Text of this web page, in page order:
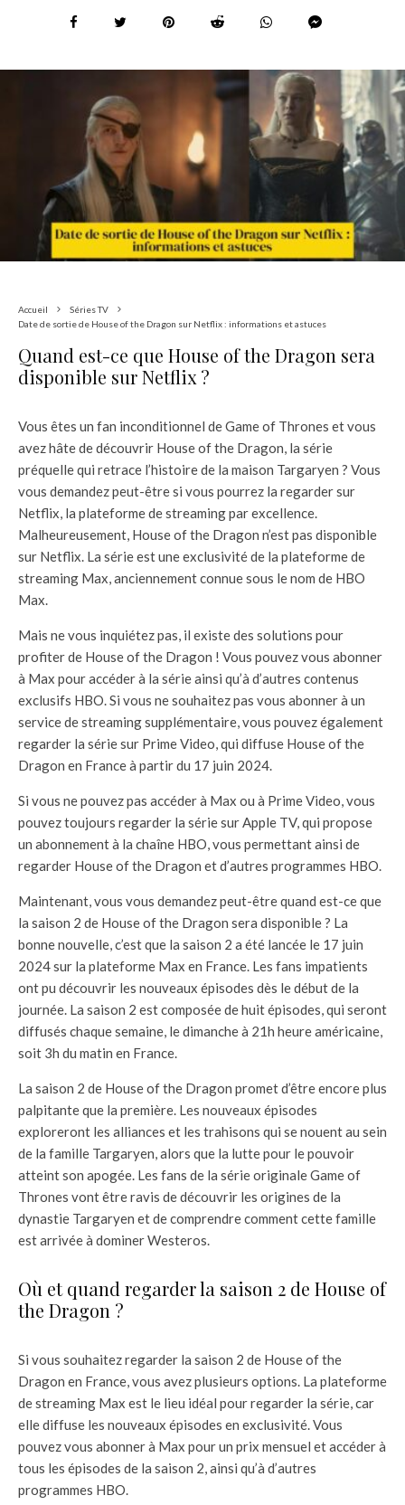
Accueil
Séries TV
Date de sortie de House of the Dragon sur Netflix : informations et astuces
Quand est-ce que House of the Dragon sera
disponible sur Netflix ?
Vous êtes un fan inconditionnel de Game of Thrones et vous
avez hâte de découvrir House of the Dragon, la série
préquelle qui retrace l’histoire de la maison Targaryen ? Vous
vous demandez peut-être si vous pourrez la regarder sur
Netflix, la plateforme de streaming par excellence.
Malheureusement, House of the Dragon n’est pas disponible
sur Netflix. La série est une exclusivité de la plateforme de
streaming Max, anciennement connue sous le nom de HBO
Max.
Mais ne vous inquiétez pas, il existe des solutions pour
profiter de House of the Dragon ! Vous pouvez vous abonner
à Max pour accéder à la série ainsi qu’à d’autres contenus
exclusifs HBO. Si vous ne souhaitez pas vous abonner à un
service de streaming supplémentaire, vous pouvez également
regarder la série sur Prime Video, qui diffuse House of the
Dragon en France à partir du 17 juin 2024.
Si vous ne pouvez pas accéder à Max ou à Prime Video, vous
pouvez toujours regarder la série sur Apple TV, qui propose
un abonnement à la chaîne HBO, vous permettant ainsi de
regarder House of the Dragon et d’autres programmes HBO.
Maintenant, vous vous demandez peut-être quand est-ce que
la saison 2 de House of the Dragon sera disponible ? La
bonne nouvelle, c’est que la saison 2 a été lancée le 17 juin
2024 sur la plateforme Max en France. Les fans impatients
ont pu découvrir les nouveaux épisodes dès le début de la
journée. La saison 2 est composée de huit épisodes, qui seront
diffusés chaque semaine, le dimanche à 21h heure américaine,
soit 3h du matin en France.
La saison 2 de House of the Dragon promet d’être encore plus
palpitante que la première. Les nouveaux épisodes
exploreront les alliances et les trahisons qui se nouent au sein
de la famille Targaryen, alors que la lutte pour le pouvoir
atteint son apogée. Les fans de la série originale Game of
Thrones vont être ravis de découvrir les origines de la
dynastie Targaryen et de comprendre comment cette famille
est arrivée à dominer Westeros.
Où et quand regarder la saison 2 de House of
the Dragon ?
Si vous souhaitez regarder la saison 2 de House of the
Dragon en France, vous avez plusieurs options. La plateforme
de streaming Max est le lieu idéal pour regarder la série, car
elle diffuse les nouveaux épisodes en exclusivité. Vous
pouvez vous abonner à Max pour un prix mensuel et accéder à
tous les épisodes de la saison 2, ainsi qu’à d’autres
programmes HBO.